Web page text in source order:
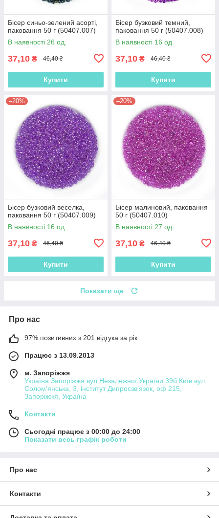
Бісер синьо-зелений асорті,
паковання 50 г (50407.007)
В наявності 26 од.
37,10 ₴ 46,40 ₴
Купити
Бісер бузковий темний,
паковання 50 г (50407.008)
В наявності 16 од.
37,10 ₴ 46,40 ₴
Купити
–20%
Бісер бузковий веселка,
паковання 50 г (50407.009)
В наявності 16 од.
37,10 ₴ 46,40 ₴
Купити
–20%
Бісер малиновий, паковання
50 г (50407.010)
В наявності 27 од.
37,10 ₴ 46,40 ₴
Купити
Показати ще
Про нас
97% позитивних з 201 відгука за рік
Працює з 13.09.2013
м. Запоріжжя
Україна Запоріжжя вул.Незалежної України 39б Київ вул.
Солом'янська, 3, інститут Дипросзв'язок, оф 215,
Запоріжжя, Україна
Контакти
Сьогодні працює з 00:00 до 24:00
Показати весь графік роботи
Про нас
Контакти